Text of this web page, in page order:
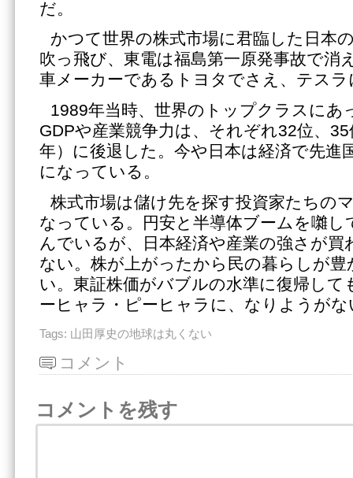
だ。
かつて世界の株式市場に君臨した日本
吹っ飛び、東電は福島第一原発事故で消
車メーカーであるトヨタでさえ、テス
1989年当時、世界のトップクラスにあ
GDPや産業競争力は、それぞれ32位、
年）に後退した。今や日本は経済で先進
になっている。
株式市場は儲け先を探す投資家たちの
なっている。円安と半導体ブームを囃し
んでいるが、日本経済や産業の強さが
ない。株が上がったから民の暮らしが
い。東証株価がバブルの水準に復帰して
ーヒャラ・ピーヒャラに、なりようがな
Tags: 山田厚史の地球は丸くない
コメント
コメントを残す